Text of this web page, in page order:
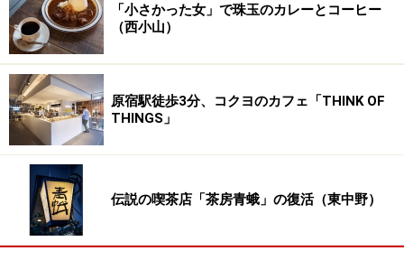
「小さかった女」で珠玉のカレーとコーヒー
（西小山）
原宿駅徒歩3分、コクヨのカフェ「THINK OF
THINGS」
伝説の喫茶店「茶房青蛾」の復活（東中野）